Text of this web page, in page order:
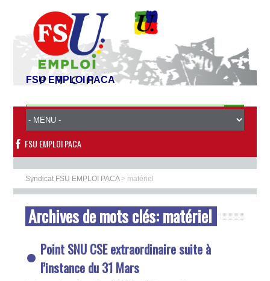
FSU EMPLOI PACA
FSU EMPLOI PACA
Syndicat FSU EMPLOI PACA> matériel
Archives de mots clés:matériel
Point SNU CSE extraordinaire suite à
l’instance du 31 Mars